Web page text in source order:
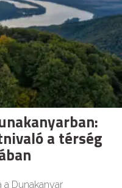
a térség
a Dunakanyar